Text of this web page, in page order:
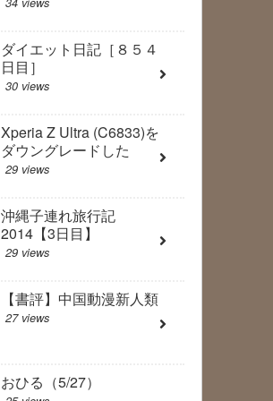
ダイエット日記［８５４
日目］
30 views
Xperia Z Ultra (C6833)を
ダウングレードした
29 views
沖縄子連れ旅行記
2014【3日目】
29 views
【書評】中国動漫新人類
27 views
おひる（5/27）